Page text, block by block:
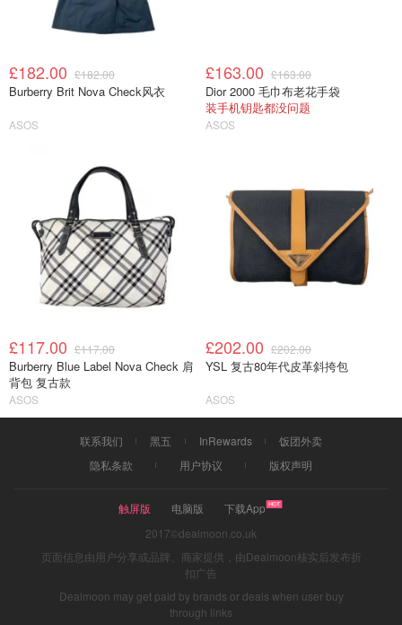
£182.00 £182.00
Burberry Brit Nova Check风衣
ASOS
£163.00 £163.00
Dior 2000 毛巾布老花手袋
装手机钥匙都没问题
ASOS
£117.00 £117.00
Burberry Blue Label Nova Check 肩
背包 复古款
ASOS
£202.00 £202.00
YSL 复古80年代皮革斜挎包
ASOS
联系我们 黑五 InRewards
饭团外卖
隐私条款
用户协议 版权声明
触屏版 电脑版
下载App
2017©dealmoon.co.uk
页面信息由用户分享或品牌、商家提供，由Dealmoon核实后发布折
扣广告
Dealmoon may get paid by brands or deals when user buy
through links